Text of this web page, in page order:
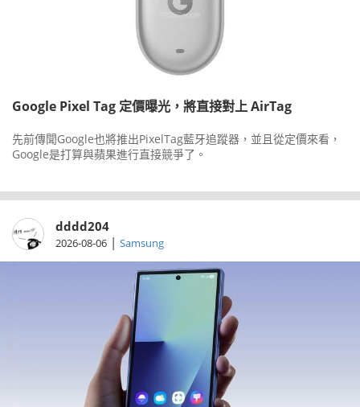
Google Pixel Tag 定價曝光，將直接對上 AirTag
先前傳聞Google也將推出PixelTag藍牙追蹤器，並且從定價來看，
Google是打算與蘋果進行直接競爭了。
dddd204
2026-08-06 | Samsung